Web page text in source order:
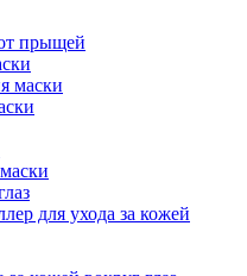
прыщей
маски
для ухода за кожей